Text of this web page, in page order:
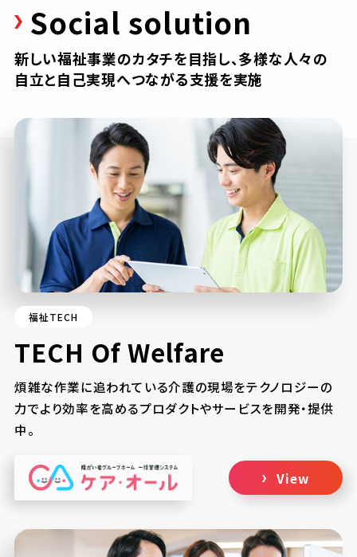
Social solution
新しい福祉事業のカタチを目指し、多様な人々の
自立と自己実現へつながる支援を実施
福祉TECH
TECH Of Welfare
煩雑な作業に追われている介護の現場をテクノロジーの
力でより効率を高めるプロダクトやサービスを開発・提供
中。
View